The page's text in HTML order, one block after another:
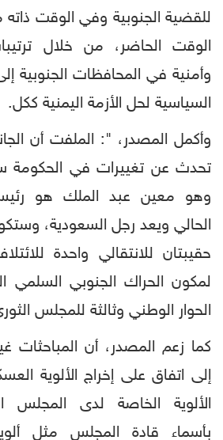
للقضية الجنوبية وفي الوقت ذاته
الوقت الحاضر، من خلال
وأمنية في المحافظات الجنوبية
السياسية لحل الأزمة اليمنية ككل.
وأكمل المصدر، ": الملفت أن
تحدث عن تغييرات في الحكومة
وهو معين عبد الملك هو رئيس
الحالي ويعد رجل السعودية،
حقيبتان للانتقالي واحدة
لمكون الحراك الجنوبي السلمي
الحوار الوطني وثالثة للمجلس
كما زعم المصدر، أن المباحثات
إلى اتفاق على إخراج الألوية
الألوية الخاصة لدى المجلس
بأسماء قادة المجلس مثل